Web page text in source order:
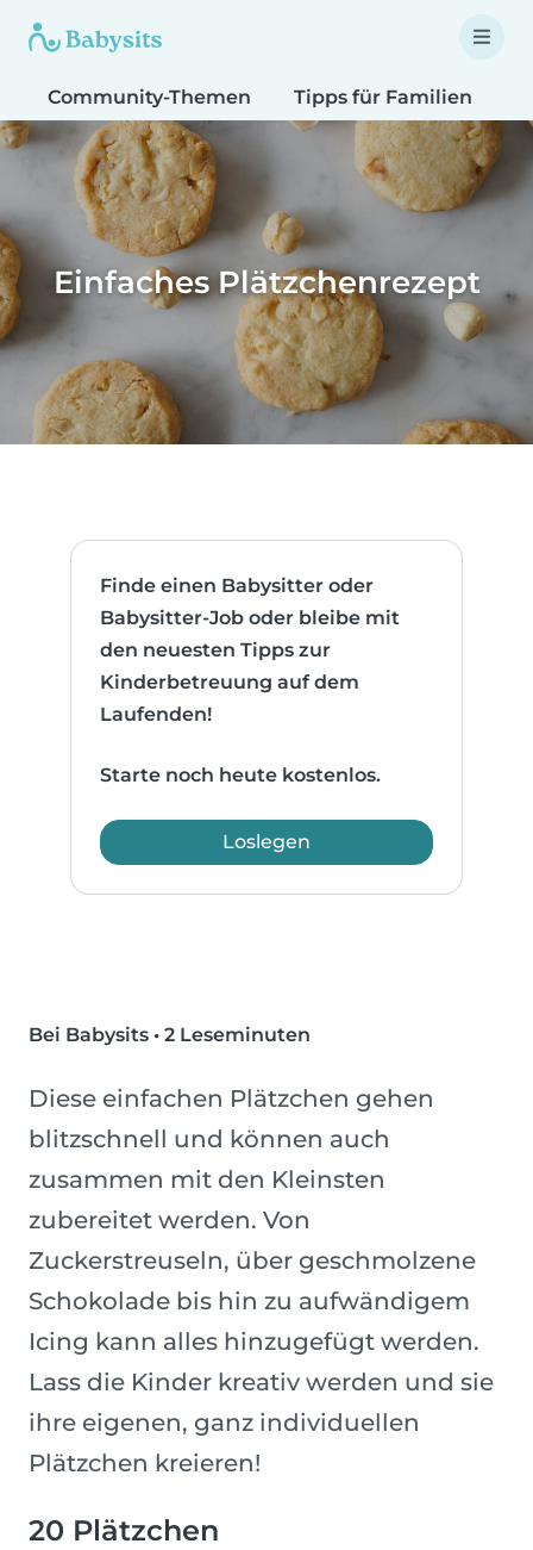
Community-Themen Tipps für Familien
Einfaches Plätzchenrezept
Finde einen Babysitter oder
Babysitter-Job oder bleibe mit
den neuesten Tipps zur
Kinderbetreuung auf dem
Laufenden!
Starte noch heute kostenlos.
Loslegen
Bei Babysits • 2 Leseminuten
Diese einfachen Plätzchen gehen
blitzschnell und können auch
zusammen mit den Kleinsten
zubereitet werden. Von
Zuckerstreuseln, über geschmolzene
Schokolade bis hin zu aufwändigem
Icing kann alles hinzugefügt werden.
Lass die Kinder kreativ werden und sie
ihre eigenen, ganz individuellen
Plätzchen kreieren!
20 Plätzchen